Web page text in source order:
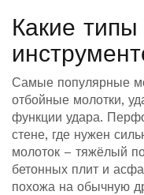
Какие
Самые популярные
отбойные молотки,
функции удара.
стене, где нужен
молоток – тяжёлый
бетонных плит и
похожа на обычную